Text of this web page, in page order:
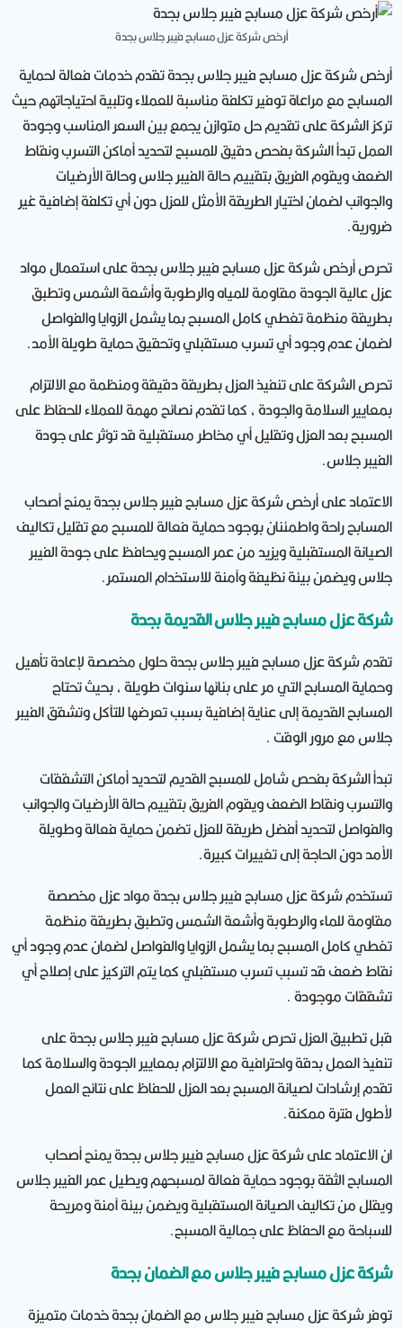
أرخص شركة عزل مسابح فيبر جلاس بجدة
أرخص شركة عزل مسابح فيبر جلاس بجدة تقدم خدمات فعالة لحماية
المسابح مع مراعاة توفير تكلفة مناسبة للعملاء وتلبية احتياجاتهم حيث
تركز الشركة على تقديم حل متوازن يجمع بين السعر المناسب وجودة
العمل تبدأ الشركة بفحص دقيق للمسبح لتحديد أماكن التسرب ونقاط
الضعف ويقوم الفريق بتقييم حالة الفيبر جلاس وحالة الأرضيات
والجوانب لضمان اختيار الطريقة الأمثل للعزل دون أي تكلفة إضافية غير
ضرورية.
تحرص أرخص شركة عزل مسابح فيبر جلاس بجدة على استعمال مواد
عزل عالية الجودة مقاومة للمياه والرطوبة وأشعة الشمس وتطبق
بطريقة منظمة تغطي كامل المسبح بما يشمل الزوايا والفواصل
لضمان عدم وجود أي تسرب مستقبلي وتحقيق حماية طويلة الأمد.
تحرص الشركة على تنفيذ العزل بطريقة دقيقة ومنظمة مع الالتزام
بمعايير السلامة والجودة ، كما تقدم نصائح مهمة للعملاء للحفاظ على
المسبح بعد العزل وتقليل أي مخاطر مستقبلية قد تؤثر على جودة
الفيبر جلاس.
الاعتماد على أرخص شركة عزل مسابح فيبر جلاس بجدة يمنح أصحاب
المسابح راحة واطمئنان بوجود حماية فعالة للمسبح مع تقليل تكاليف
الصيانة المستقبلية ويزيد من عمر المسبح ويحافظ على جودة الفيبر
جلاس ويضمن بيئة نظيفة وآمنة للاستخدام المستمر.
شركة عزل مسابح فيبر جلاس القديمة بجدة
تقدم شركة عزل مسابح فيبر جلاس بجدة حلول مخصصة لإعادة تأهيل
وحماية المسابح التي مر على بنائها سنوات طويلة ، بحيث تحتاج
المسابح القديمة إلى عناية إضافية بسبب تعرضها للتآكل وتشقق الفيبر
جلاس مع مرور الوقت .
تبدأ الشركة بفحص شامل للمسبح القديم لتحديد أماكن التشققات
والتسرب ونقاط الضعف ويقوم الفريق بتقييم حالة الأرضيات والجوانب
والفواصل لتحديد أفضل طريقة للعزل تضمن حماية فعالة وطويلة
الأمد دون الحاجة إلى تغييرات كبيرة.
تستخدم شركة عزل مسابح فيبر جلاس بجدة مواد عزل مخصصة
مقاومة للماء والرطوبة وأشعة الشمس وتطبق بطريقة منظمة
تغطي كامل المسبح بما يشمل الزوايا والفواصل لضمان عدم وجود أي
نقاط ضعف قد تسبب تسرب مستقبلي كما يتم التركيز على إصلاح أي
تشققات موجودة .
قبل تطبيق العزل تحرص شركة عزل مسابح فيبر جلاس بجدة على
تنفيذ العمل بدقة واحترافية مع الالتزام بمعايير الجودة والسلامة كما
تقدم إرشادات لصيانة المسبح بعد العزل للحفاظ على نتائج العمل
لأطول فترة ممكنة.
ان الاعتماد على شركة عزل مسابح فيبر جلاس بجدة يمنح أصحاب
المسابح الثقة بوجود حماية فعالة لمسبحهم ويطيل عمر الفيبر جلاس
ويقلل من تكاليف الصيانة المستقبلية ويضمن بيئة آمنة ومريحة
للسباحة مع الحفاظ على جمالية المسبح.
شركة عزل مسابح فيبر جلاس مع الضمان بجدة
توفر شركة عزل مسابح فيبر جلاس مع الضمان بجدة خدمات متميزة